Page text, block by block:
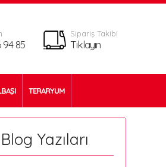
94 85
Sipariş Takibi
Tıklayın
TERARYUM
Yazıları